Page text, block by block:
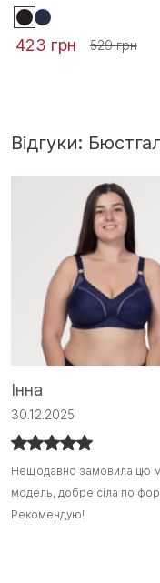
423 грн 529 грн
Відгуки:
Інна
30.12.2025
Нещодавно замовила цю
модель, добре сіла по
Рекомендую!
Нещодавно замовила цю
модель, добре сіла по
Рекомендую! :)